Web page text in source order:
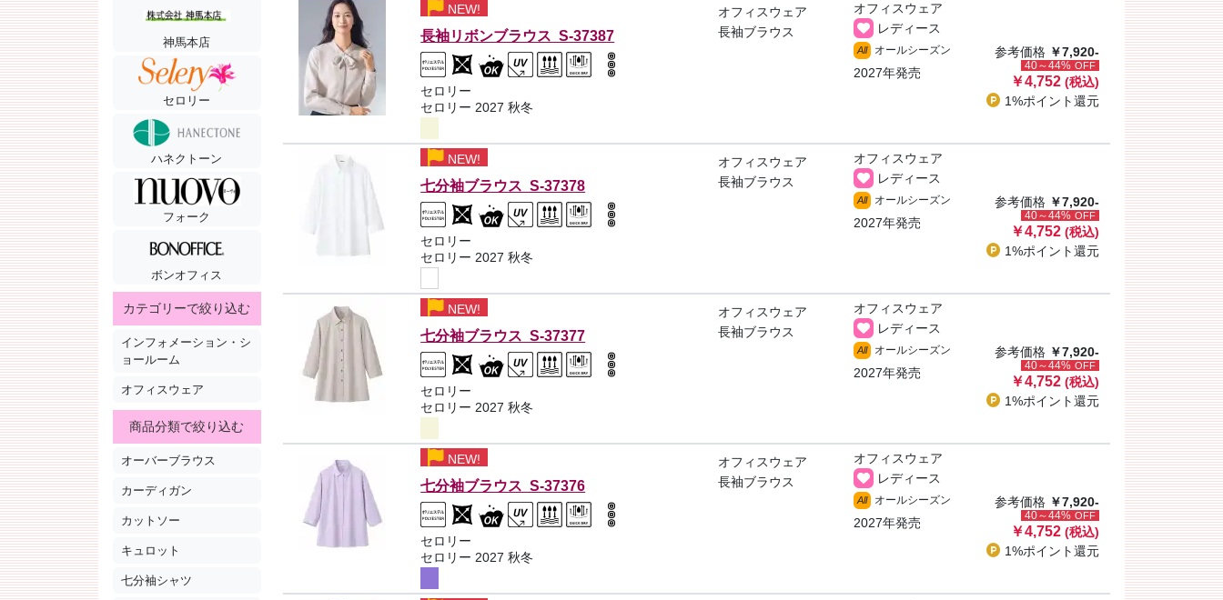
神馬本店
セロリー
ハネクトーン
フォーク
ボンオフィス
カテゴリーで絞り込む
インフォメーション・シ
ョールーム
オフィスウェア
商品分類で絞り込む
オーバーブラウス
カーディガン
カットソー
キュロット
七分袖シャツ
NEW!
長袖リボンブラウス S-37387
セロリー
セロリー 2027 秋冬
オフィスウェア
長袖ブラウス
オフィスウェア
レディース
All オールシーズン
2027年発売
参考価格 ￥7,920-
40～44% OFF
￥4,752 (税込)
1%ポイント還元
NEW!
七分袖ブラウス S-37378
セロリー
セロリー 2027 秋冬
オフィスウェア
長袖ブラウス
オフィスウェア
レディース
All オールシーズン
2027年発売
参考価格 ￥7,920-
40～44% OFF
￥4,752 (税込)
1%ポイント還元
NEW!
七分袖ブラウス S-37377
セロリー
セロリー 2027 秋冬
オフィスウェア
長袖ブラウス
オフィスウェア
レディース
All オールシーズン
2027年発売
参考価格 ￥7,920-
40～44% OFF
￥4,752 (税込)
1%ポイント還元
NEW!
七分袖ブラウス S-37376
セロリー
セロリー 2027 秋冬
オフィスウェア
長袖ブラウス
オフィスウェア
レディース
All オールシーズン
2027年発売
参考価格 ￥7,920-
40～44% OFF
￥4,752 (税込)
1%ポイント還元